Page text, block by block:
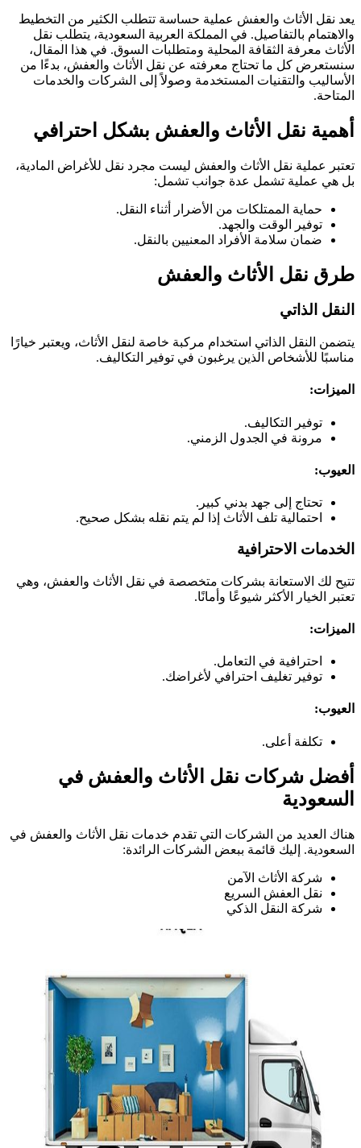
يعد نقل الأثاث والعفش عملية حساسة تتطلب الكثير من التخطيط
والاهتمام بالتفاصيل. في المملكة العربية السعودية، يتطلب نقل
الأثاث معرفة الثقافة المحلية ومتطلبات السوق. في هذا المقال،
سنستعرض كل ما تحتاج معرفته عن نقل الأثاث والعفش، بدءًا من
الأساليب والتقنيات المستخدمة وصولاً إلى الشركات والخدمات
المتاحة.
أهمية نقل الأثاث والعفش بشكل احترافي
تعتبر عملية نقل الأثاث والعفش ليست مجرد نقل للأغراض المادية،
بل هي عملية تشمل عدة جوانب تشمل:
حماية الممتلكات من الأضرار أثناء النقل.
توفير الوقت والجهد.
ضمان سلامة الأفراد المعنيين بالنقل.
طرق نقل الأثاث والعفش
النقل الذاتي
يتضمن النقل الذاتي استخدام مركبة خاصة لنقل الأثاث، ويعتبر خيارًا
مناسبًا للأشخاص الذين يرغبون في توفير التكاليف.
الميزات:
توفير التكاليف.
مرونة في الجدول الزمني.
العيوب:
تحتاج إلى جهد بدني كبير.
احتمالية تلف الأثاث إذا لم يتم نقله بشكل صحيح.
الخدمات الاحترافية
تتيح لك الاستعانة بشركات متخصصة في نقل الأثاث والعفش، وهي
تعتبر الخيار الأكثر شيوعًا وأمانًا.
الميزات:
احترافية في التعامل.
توفير تغليف احترافي لأغراضك.
العيوب:
تكلفة أعلى.
أفضل شركات نقل الأثاث والعفش في
السعودية
هناك العديد من الشركات التي تقدم خدمات نقل الأثاث والعفش في
السعودية. إليك قائمة ببعض الشركات الرائدة:
شركة الأثاث الآمن
نقل العفش السريع
شركة النقل الذكي